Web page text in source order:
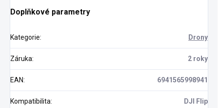
Doplňkové parametry
Kategorie: Drony
Záruka: 2 roky
EAN: 6941565998941
Kompatibilita: DJI Flip